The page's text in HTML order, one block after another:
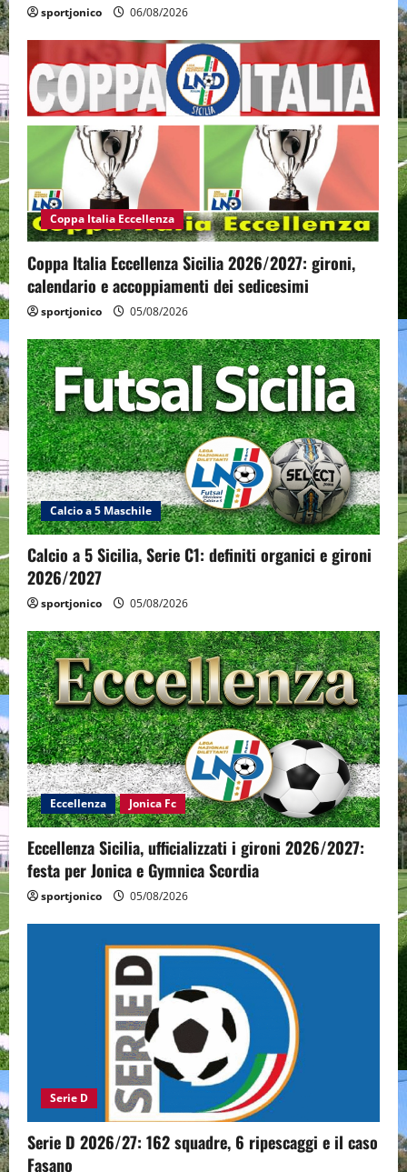
sportjonico 06/08/2026
Coppa Italia Eccellenza
Coppa Italia Eccellenza Sicilia 2026/2027: gironi,
calendario e accoppiamenti dei sedicesimi
sportjonico 05/08/2026
Calcio a 5 Maschile
Calcio a 5 Sicilia, Serie C1: definiti organici e gironi
2026/2027
sportjonico 05/08/2026
Eccellenza Jonica Fc
Eccellenza Sicilia, ufficializzati i gironi 2026/2027:
festa per Jonica e Gymnica Scordia
sportjonico 05/08/2026
Serie D
Serie D 2026/27: 162 squadre, 6 ripescaggi e il caso
Fasano